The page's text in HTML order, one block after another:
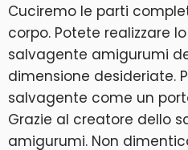
Cuciremo le parti
corpo. Potete realizzare
salvagente amigurumi
dimensione desideriate.
salvagente come un
Grazie al creatore dello
amigurumi. Non